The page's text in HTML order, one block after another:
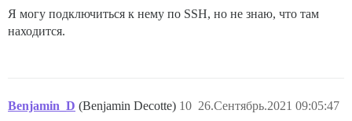
Я могу подключиться к нему по SSH, но не знаю, что там
находится.
Benjamin_D (Benjamin Decotte) 26.Сентябрь.2021 09:05:47
10